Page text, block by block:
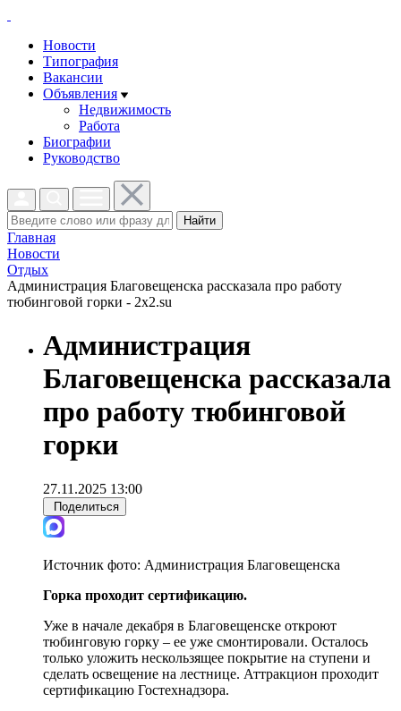
Новости
Типография
Вакансии
Объявления
Недвижимость
Работа
Биографии
Руководство
Найти
Главная
Новости
Отдых
Администрация Благовещенска рассказала про работу
тюбинговой горки - 2x2.su
Администрация
Благовещенска рассказала
про работу тюбинговой
горки
27.11.2025 13:00
Поделиться
Источник фото: Администрация Благовещенска
Горка проходит сертификацию.
Уже в начале декабря в Благовещенске откроют
тюбинговую горку – ее уже смонтировали. Осталось
только уложить нескользящее покрытие на ступени и
сделать освещение на лестнице. Аттракцион проходит
сертификацию Гостехнадзора.